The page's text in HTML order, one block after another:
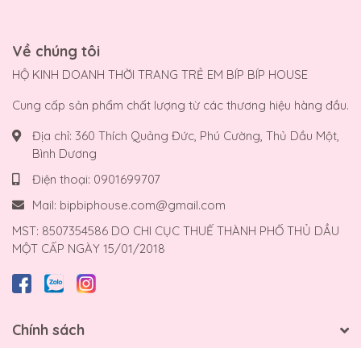
Về chúng tôi
HỘ KINH DOANH THỜI TRANG TRẺ EM BÍP BÍP HOUSE
Cung cấp sản phẩm chất lượng từ các thương hiệu hàng đầu.
Địa chỉ: 360 Thích Quảng Đức, Phú Cường, Thủ Dầu Một,
Bình Dương
Điện thoại: 0901699707
Mail: bipbiphouse.com@gmail.com
MST: 8507354586 DO CHI CỤC THUẾ THÀNH PHỐ THỦ DẦU
MỘT CẤP NGÀY 15/01/2018
Chính sách